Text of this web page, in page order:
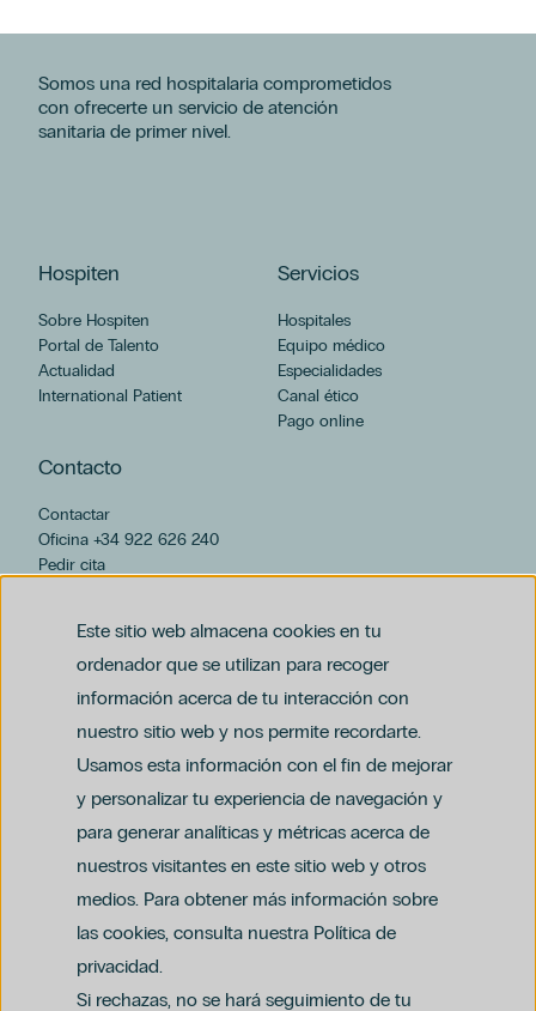
Este sitio web almacena cookies en tu
ordenador que se utilizan para recoger
información acerca de tu interacción con
nuestro sitio web y nos permite recordarte.
Usamos esta información con el fin de mejorar
y personalizar tu experiencia de navegación y
para generar analíticas y métricas acerca de
nuestros visitantes en este sitio web y otros
medios. Para obtener más información sobre
las cookies, consulta nuestra Política de
privacidad.
Si rechazas, no se hará seguimiento de tu
Somos una red hospitalaria comprometidos
con ofrecerte un servicio de atención
sanitaria de primer nivel.
Hospiten
Sobre Hospiten
Portal de Talento
Actualidad
International Patient
Servicios
Hospitales
Equipo médico
Especialidades
Canal ético
Pago online
Contacto
Contactar
Oficina +34 922 626 240
Pedir cita
Política de privacidad y protección de datos
Política del canal ético (PDF)
Política de compliance penal (PDF)